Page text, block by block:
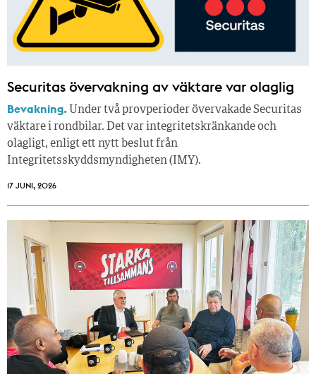
Securitas övervakning av väktare var olaglig
Bevakning. Under två provperioder övervakade Securitas
väktare i rondbilar. Det var integritetskränkande och
olagligt, enligt ett nytt beslut från
Integritetsskyddsmyndigheten (IMY).
17 JUNI, 2026